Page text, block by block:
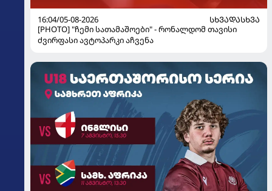
16:04/05-08-2026
ᲡᲮᲕᲐᲓᲐᲡᲮᲕᲐ
[PHOTO] "ჩემი სათამაშოები" - რონალდომ თავისი
ძვირფასი ავტოპარკი აჩვენა